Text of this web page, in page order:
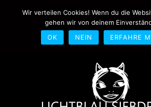
0170-4800361
siebdruck.de
Schwedlerstraße
Frankfurt
Wir verteilen Cookies! Wenn du die
gehen wir von deinem
OK
NEIN ERFAHRE